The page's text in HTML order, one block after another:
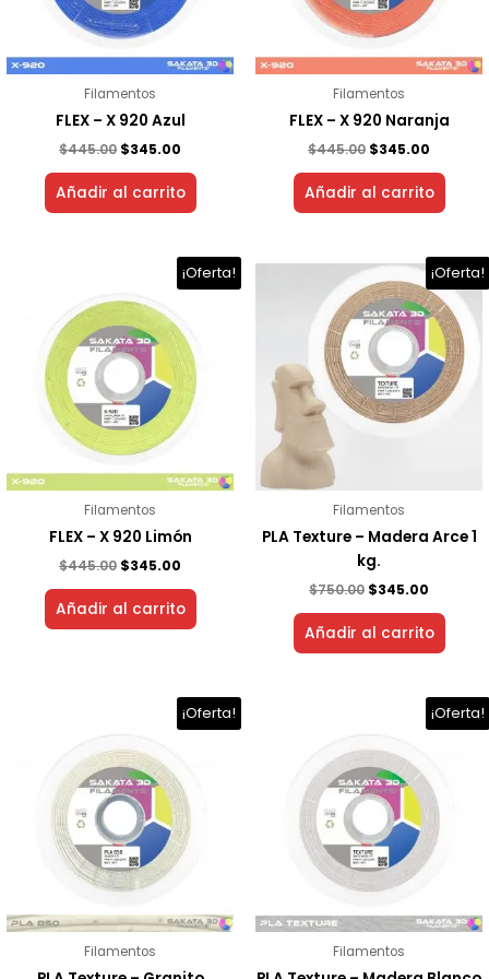
Filamentos
FLEX – X 920 Azul
$445.00 $345.00
Añadir al carrito
Filamentos
FLEX – X 920 Naranja
$445.00 $345.00
Añadir al carrito
¡Oferta!
Filamentos
FLEX – X 920 Limón
$445.00
original
era:
$445.00.
$345.00
El
precio
$345.00.
Añadir al carrito
¡Oferta!
Filamentos
PLA Texture – Madera Arce 1
kg.
$750.00
El
precio
original
era:
$750.00.
$345.00
El
precio
actual
es:
$345.00.
Añadir al carrito
¡Oferta!
Filamentos
original
era:
$699.00.
El
precio
$345.00.
¡Oferta!
Filamentos
original
era:
$750.00.
El
precio
$345.00.